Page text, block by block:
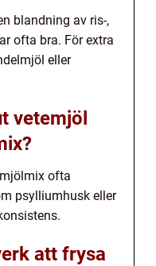
blandning av ris-,
ofta bra. För extra
eller
vetemjöl
ofta
psylliumhusk eller
att frysa